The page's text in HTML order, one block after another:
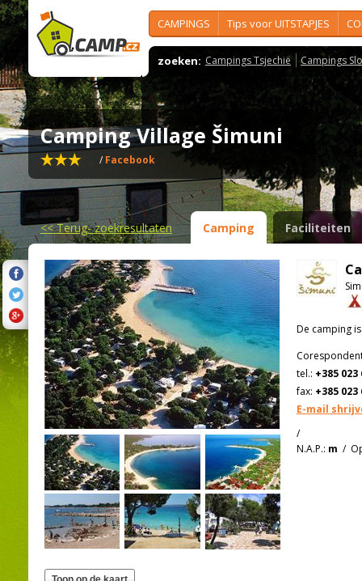
CAMPINGS Tips voor UITSTAPJES
zoeken: Campings Tsjechië Campings
Camping Village Šimuni
/ Facebook
<<Terug- zoekresultaten Camping Faciliteiten
De camping
tel.: +385 023
fax: +385 023
E-mail
/
N.A.P.: m /